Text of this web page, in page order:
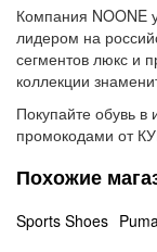
Компания NOONE
лидером на
сегментов люкс и
коллекции
Покупайте обувь в
промокодами от
Похожие
Sports Shoes